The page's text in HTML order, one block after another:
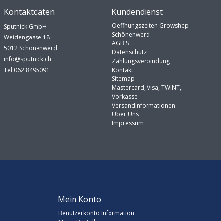
Kontaktdaten
Sputnick GmbH
Weidengasse 18
5012 Schönenwerd
info@sputnick.ch
Tel:062 8495091
Kundendienst
Oeffnungszeiten Growshop
Schönenwerd
AGB'S
Datenschutz
Zahlungsverbindung
Kontakt
Sitemap
Mastercard, Visa, TWINT,
Vorkasse
Versandinformationen
Über Uns
Impressum
Mein Konto
Benutzerkonto Information